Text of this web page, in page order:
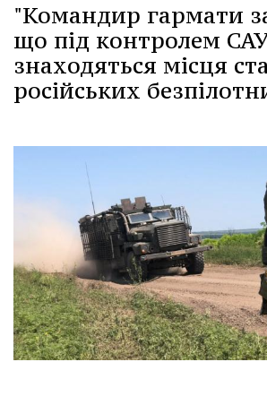
"Командир гармати
що під контролем САУ
знаходяться місця
російських